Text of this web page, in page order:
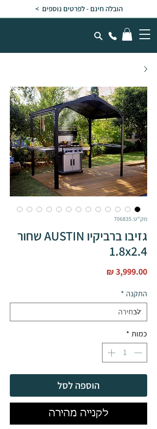
הובלה חינם - לפרטים נוספים >
מק"ט: 706835
גזיבו ברביקיו AUSTIN שחור
1.8x2.4
התקנה *
כמות *
הוספה לסל
לקנייה מהירה